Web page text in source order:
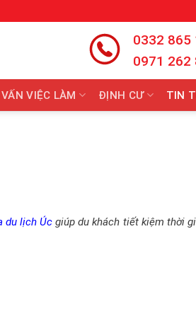
0332 865
0971 262
VIỆC LÀM ĐỊNH CƯ TIN
du lịch Úc giúp du khách tiết kiệm thời